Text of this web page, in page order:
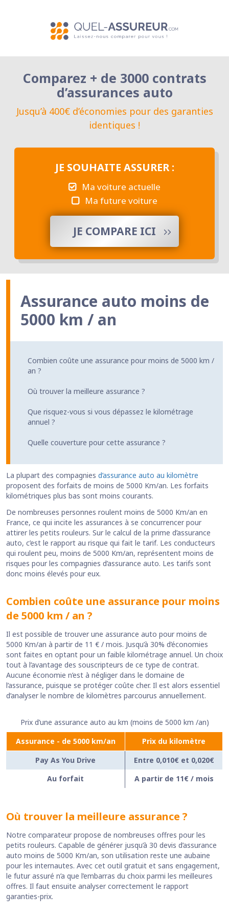
Comparez + de 3000 contrats
d’assurances auto
Jusqu’à 400€ d’économies pour des garanties
identiques !
JE SOUHAITE ASSURER :
Ma voiture actuelle
Ma future voiture
JE COMPARE ICI
Assurance auto moins de
5000 km / an
Combien coûte une assurance pour moins de 5000 km /
an ?
Où trouver la meilleure assurance ?
Que risquez-vous si vous dépassez le kilométrage
annuel ?
Quelle couverture pour cette assurance ?
La plupart des compagnies d’assurance auto au kilomètre
proposent des forfaits de moins de 5000 Km/an. Les forfaits
kilométriques plus bas sont moins courants.
De nombreuses personnes roulent moins de 5000 Km/an en
France, ce qui incite les assurances à se concurrencer pour
attirer les petits rouleurs. Sur le calcul de la prime d’assurance
auto, c’est le rapport au risque qui fait le tarif. Les conducteurs
qui roulent peu, moins de 5000 Km/an, représentent moins de
risques pour les compagnies d’assurance auto. Les tarifs sont
donc moins élevés pour eux.
Combien coûte une assurance pour moins
de 5000 km / an ?
Il est possible de trouver une assurance auto pour moins de
5000 Km/an à partir de 11 € / mois. Jusqu’à 30% d’économies
sont faites en optant pour un faible kilométrage annuel. Un choix
tout à l’avantage des souscripteurs de ce type de contrat.
Aucune économie n’est à négliger dans le domaine de
l’assurance, puisque se protéger coûte cher. Il est alors essentiel
d’analyser le nombre de kilomètres parcourus annuellement.
Prix d’une assurance auto au km (moins de 5000 km /an)
Assurance - de 5000 km/an
Prix du kilomètre
Pay As You Drive
Entre 0,010€ et 0,020€
Au forfait
A partir de 11€ / mois
Où trouver la meilleure assurance ?
Notre comparateur propose de nombreuses offres pour les
petits rouleurs. Capable de générer jusqu’à 30 devis d’assurance
auto moins de 5000 Km/an, son utilisation reste une aubaine
pour les internautes. Avec cet outil gratuit et sans engagement,
le futur assuré n’a que l’embarras du choix parmi les meilleures
offres. Il faut ensuite analyser correctement le rapport
garanties-prix.